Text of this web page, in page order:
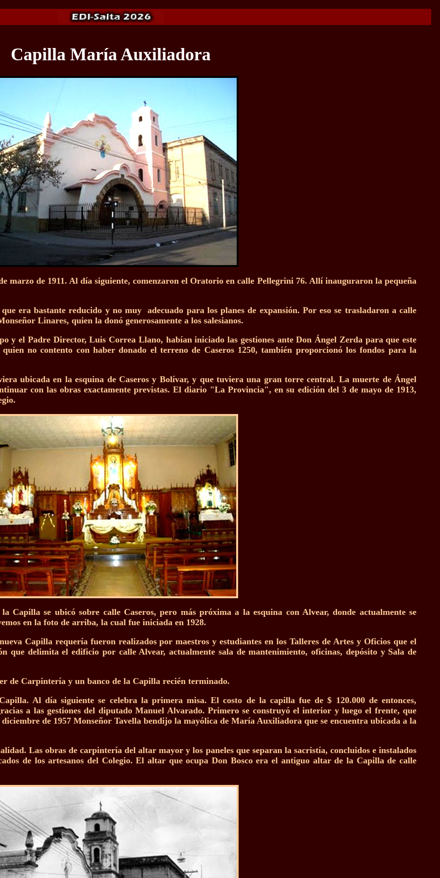
Capilla María Auxiliadora
marzo de 1911. Al día siguiente, comenzaron el Oratorio en calle Pellegrini 76. Allí inauguraron la pequeña
que era bastante reducido y no muy adecuado para los planes de expansión. Por eso se trasladaron a calle
Linares, quien la donó generosamente a los salesianos.
y el Padre Director, Luis Correa Llano, habían iniciado las gestiones ante Don Ángel Zerda para que este
no contento con haber donado el terreno de Caseros 1250, también proporcionó los fondos para la
ubicada en la esquina de Caseros y Bolívar, y que tuviera una gran torre central. La muerte de Ángel
con las obras exactamente previstas. El diario "La Provincia", en su edición del 3 de mayo de 1913,
la Capilla se ubicó sobre calle Caseros, pero más próxima a la esquina con Alvear, donde actualmente se
en la foto de arriba, la cual fue iniciada en 1928.
Capilla requería fueron realizados por maestros y estudiantes en los Talleres de Artes y Oficios que el
que delimita el edificio por calle Alvear, actualmente sala de mantenimiento, oficinas, depósito y Sala de
de Carpintería y un banco de la Capilla recién terminado.
Al día siguiente se celebra la primera misa. El costo de la capilla fue de $ 120.000 de entonces,
a las gestiones del diputado Manuel Alvarado. Primero se construyó el interior y luego el frente, que
de 1957 Monseñor Tavella bendijo la mayólica de María Auxiliadora que se encuentra ubicada a la
Las obras de carpintería del altar mayor y los paneles que separan la sacristía, concluidos e instalados
de los artesanos del Colegio. El altar que ocupa Don Bosco era el antiguo altar de la Capilla de calle